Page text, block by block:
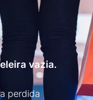
vazia.
perdida